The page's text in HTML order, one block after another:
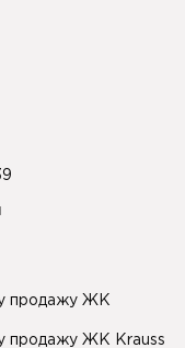
продажу ЖК
продажу ЖК Krauss